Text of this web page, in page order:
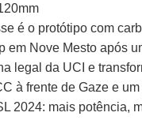
é o protótipo com
em Nove Mesto após
legal da UCI e
à frente de Gaze e
2024: mais potência,